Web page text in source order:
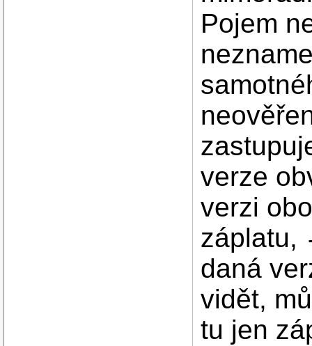
Pojem
verze
verzi
záplatu,
daná
vidět,
tu jen